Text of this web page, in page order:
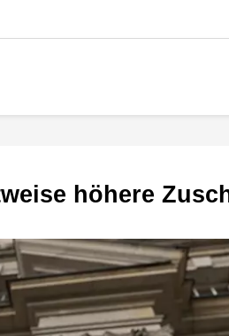
höhere